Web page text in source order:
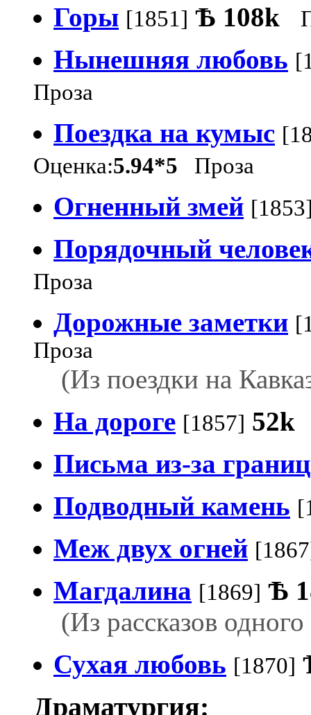
Горы [1851] Ѣ 108k
Нынешняя любовь
Проза
Поездка на кумыс
Оценка:5.94*5 Проза
Огненный змей
Порядочный
Проза
Дорожные заметки
Проза
(Из поездки на
На дороге [1857] 52k
Письма из-за
Подводный камень
Меж двух огней
Магдалина [1869] Ѣ
(Из рассказов
Сухая любовь [1870]
Драматургия: